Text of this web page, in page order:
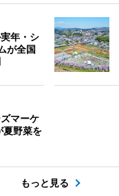
年・シ
が全国
マーケ
野菜を
もっと見る